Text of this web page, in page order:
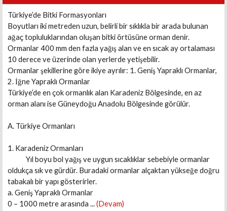
Türkiye’de Bitki Formasyonları
Boyutları iki metreden uzun, belirli bir sıklıkla bir arada bulunan
ağaç topluluklarından oluşan bitki örtüsüne orman denir.
Ormanlar 400 mm den fazla yağış alan ve en sıcak ay ortalaması
10 derece ve üzerinde olan yerlerde yetişebilir.
Ormanlar şekillerine göre ikiye ayrılır: 1. Geniş Yapraklı Ormanlar,
2. İğne Yapraklı Ormanlar
Türkiye’de en çok ormanlık alan Karadeniz Bölgesinde, en az
orman alanı ise Güneydoğu Anadolu Bölgesinde görülür.
A. Türkiye Ormanları
1. Karadeniz Ormanları
Yıl boyu bol yağış ve uygun sıcaklıklar sebebiyle ormanlar
oldukça sık ve gürdür. Buradaki ormanlar alçaktan yükseğe doğru
tabakalı bir yapı gösterirler.
a. Geniş Yapraklı Ormanlar
0 – 1000 metre arasında ...(Devam)